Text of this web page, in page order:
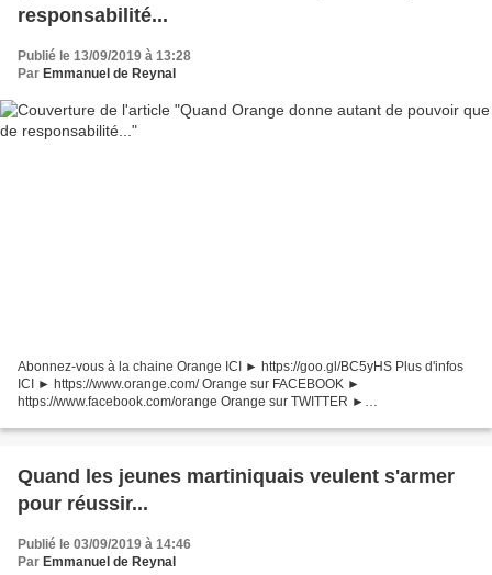
responsabilité...
Publié le 13/09/2019 à 13:28
Par Emmanuel de Reynal
Abonnez-vous à la chaine Orange ICI ► https://goo.gl/BC5yHS Plus d'infos
ICI ► https://www.orange.com/ Orange sur FACEBOOK ►
https://www.facebook.com/orange Orange sur TWITTER ►
https://linkedin.com/company/orange...
Quand les jeunes martiniquais veulent s'armer
pour réussir...
Publié le 03/09/2019 à 14:46
Par Emmanuel de Reynal